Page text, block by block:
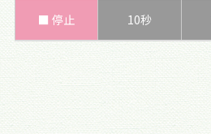
■ 停止 10秒